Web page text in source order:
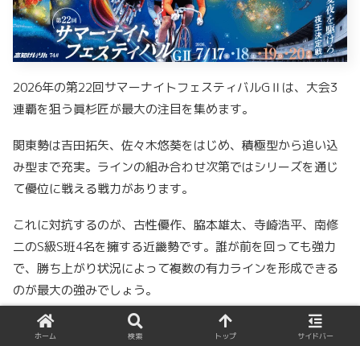
2026年の第22回サマーナイトフェスティバルGⅡは、大会3
連覇を狙う眞杉匠が最大の注目を集めます。
関東勢は吉田拓矢、佐々木悠葵をはじめ、積極型から追い込
み型まで充実。ラインの組み合わせ次第ではシリーズを通じ
て優位に戦える戦力があります。
これに対抗するのが、古性優作、脇本雄太、寺崎浩平、南修
二のS級S班4名を擁する近畿勢です。誰が前を回っても強力
で、勝ち上がり状況によって複数の有力ラインを形成できる
のが最大の強みでしょう。
地元地区の中国・四国勢も見逃せません。太田海也、町田太
ホーム 検索 トップ サイドバー